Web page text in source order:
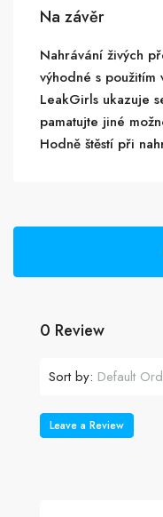
Na závěr
Nahrávání živých
výhodné s použitím
LeakGirls ukazuje
pamatujte jiné
Hodně štěstí při
0 Review
Sort by: Default
Leave a Review